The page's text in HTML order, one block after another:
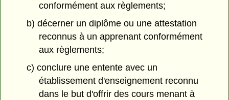
conformément aux règlements;
b) décerner un diplôme ou une attestation
reconnus à un apprenant conformément
aux règlements;
c) conclure une entente avec un
établissement d'enseignement reconnu
dans le but d'offrir des cours menant à